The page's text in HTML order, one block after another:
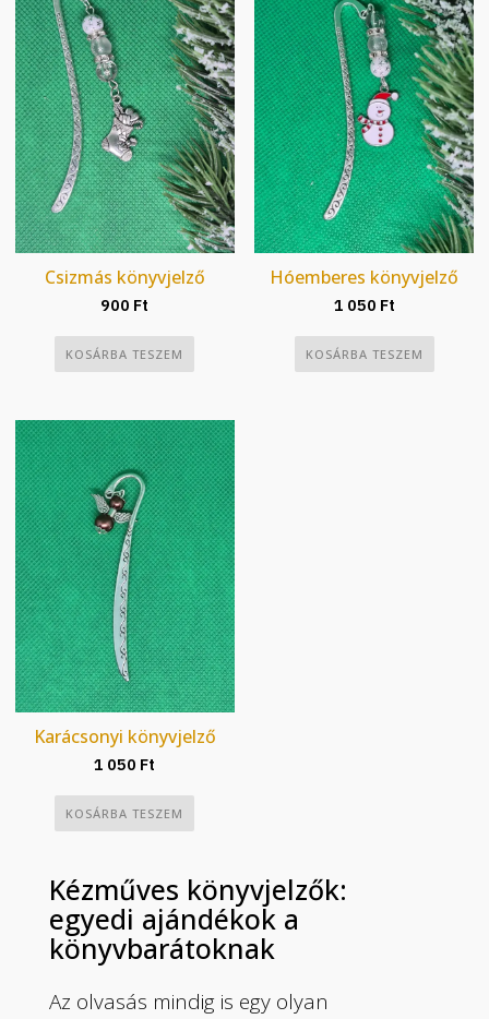
Csizmás könyvjelző
900 Ft
KOSÁRBA TESZEM
Hóemberes könyvjelző
1 050 Ft
KOSÁRBA TESZEM
Karácsonyi könyvjelző
1 050 Ft
KOSÁRBA TESZEM
Kézműves könyvjelzők:
egyedi ajándékok a
könyvbarátoknak
Az olvasás mindig is egy olyan